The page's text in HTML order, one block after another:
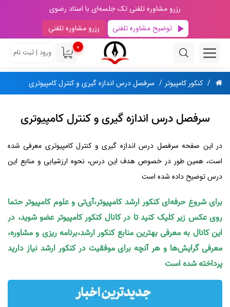
رزرو مشاوره تلفنی تک جلسه‌ای با استاد رضوی
توضیح مشاوره تلفنی
رزرو مشاوره تلفنی
0
ورود | ثبت نام
کنکور کامپیوتر سرفصل درس اندازه گیری و کنترل کامپیوتری
سرفصل درس اندازه گیری و کنترل کامپیوتری
در این صفحه سرفصل درس اندازه گیری و کنترل کامپیوتری معرفی شده
است، همین طور در خصوص هدف این درس، نحوه ارزشیابی و منابع این
درس توضیح داده شده است
برای شروع حرفه‌ای کنکور ارشد کامپیوتر،آی‌تی و علوم کامپیوتر حتما
روی عکس زیر کلیک کنید تا در کانال کنکور کامپیوتر عضو شوید، در
این کانال به معرفی بهترین منابع کنکور ارشد،برنامه ریزی و مشاوره،
معرفی گرایش‌ها و هر آنچه برای موفقیت در کنکور ارشد نیاز دارید
پرداخته شده است